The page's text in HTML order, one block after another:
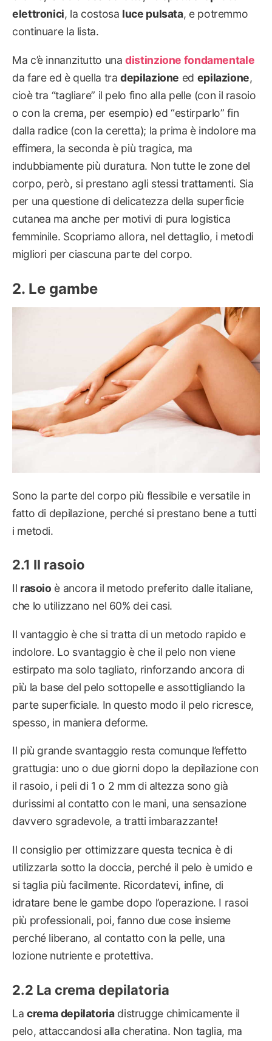
elettronici, la costosa luce pulsata, e potremmo
continuare la lista.
Ma c’è innanzitutto unadistinzione fondamentale
da fare ed è quella tradepilazione ed epilazione,
cioè tra “tagliare” il pelo fino alla pelle (con il rasoio
o con la crema, per esempio) ed “estirparlo” fin
dalla radice (con la ceretta); la prima è indolore ma
effimera, la seconda è più tragica, ma
indubbiamente più duratura. Non tutte le zone del
corpo, però, si prestano agli stessi trattamenti. Sia
per una questione di delicatezza della superficie
cutanea ma anche per motivi di pura logistica
femminile. Scopriamo allora, nel dettaglio, i metodi
migliori per ciascuna parte del corpo.
Le gambe
Sono la parte del corpo più flessibile e versatile in
fatto di depilazione, perché si prestano bene a tutti
i metodi.
Il rasoio
Il rasoio è ancora il metodo preferito dalle italiane,
che lo utilizzano nel 60% dei casi.
Il vantaggio è che si tratta di un metodo rapido e
indolore. Lo svantaggio è che il pelo non viene
estirpato ma solo tagliato, rinforzando ancora di
più la base del pelo sottopelle e assottigliando la
parte superficiale. In questo modo il pelo ricresce,
spesso, in maniera deforme.
Il più grande svantaggio resta comunque l’effetto
grattugia: uno o due giorni dopo la depilazione con
il rasoio, i peli di 1 o 2 mm di altezza sono già
durissimi al contatto con le mani, una sensazione
davvero sgradevole, a tratti imbarazzante!
Il consiglio per ottimizzare questa tecnica è di
utilizzarla sotto la doccia, perché il pelo è umido e
si taglia più facilmente. Ricordatevi, infine, di
idratare bene le gambe dopo l’operazione. I rasoi
più professionali, poi, fanno due cose insieme
perché liberano, al contatto con la pelle, una
lozione nutriente e protettiva.
La crema depilatoria
La crema depilatoriadistrugge chimicamente il
pelo, attaccandosi alla cheratina. Non taglia, ma